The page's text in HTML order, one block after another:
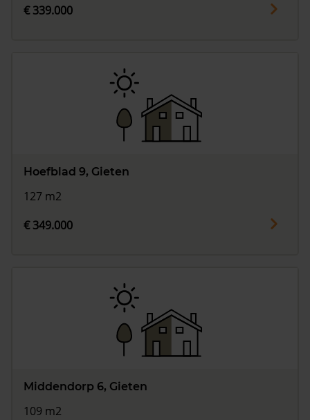
€ 339.000
Hoefblad 9, Gieten
127 m2
€ 349.000
Middendorp 6, Gieten
109 m2